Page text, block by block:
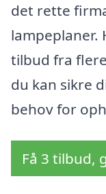
det rette
lampeplaner.
tilbud fra
du kan sikre
behov for
Få 3 tilbud,